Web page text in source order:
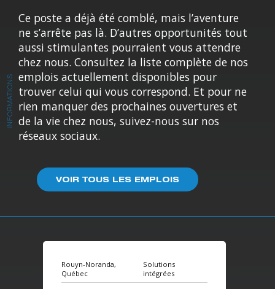
INFORMATIONS
Ce poste a déjà été comblé, mais l’aventure
ne s’arrête pas là. D’autres opportunités tout
aussi stimulantes pourraient vous attendre
chez nous. Consultez la liste complète de nos
emplois actuellement disponibles pour
trouver celui qui vous correspond. Et pour ne
rien manquer des prochaines ouvertures et
de la vie chez nous, suivez-nous sur nos
réseaux sociaux.
VOIR TOUS LES EMPLOIS
Rouyn-Noranda,
Québec
Solutions
intégrées